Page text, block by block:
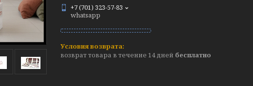
+7 (701) 323-57-83
whatsapp
возврат товара в течение 14 дней бесплатно